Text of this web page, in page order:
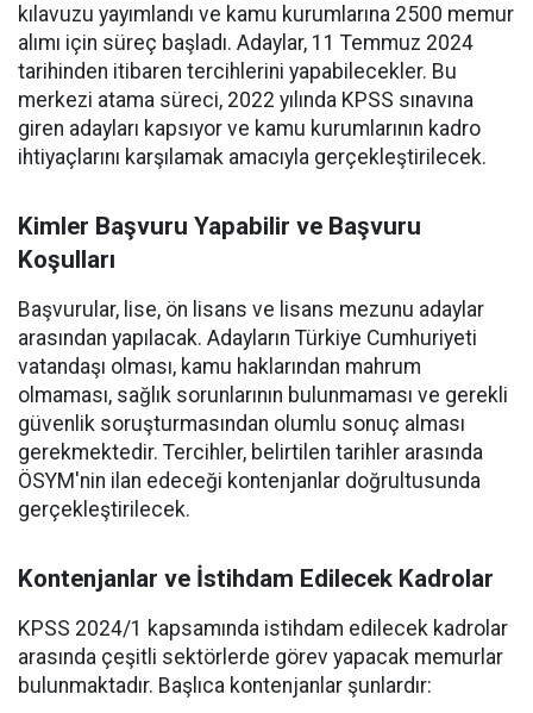
kılavuzu yayımlandı ve kamu kurumlarına 2500 memur
alımı için süreç başladı. Adaylar, 11 Temmuz 2024
tarihinden itibaren tercihlerini yapabilecekler. Bu
merkezi atama süreci, 2022 yılında KPSS sınavına
giren adayları kapsıyor ve kamu kurumlarının kadro
ihtiyaçlarını karşılamak amacıyla gerçekleştirilecek.
Kimler Başvuru Yapabilir ve Başvuru
Koşulları
Başvurular, lise, ön lisans ve lisans mezunu adaylar
arasından yapılacak. Adayların Türkiye Cumhuriyeti
vatandaşı olması, kamu haklarından mahrum
olmaması, sağlık sorunlarının bulunmaması ve gerekli
güvenlik soruşturmasından olumlu sonuç alması
gerekmektedir. Tercihler, belirtilen tarihler arasında
ÖSYM'nin ilan edeceği kontenjanlar doğrultusunda
gerçekleştirilecek.
Kontenjanlar ve İstihdam Edilecek Kadrolar
KPSS 2024/1 kapsamında istihdam edilecek kadrolar
arasında çeşitli sektörlerde görev yapacak memurlar
bulunmaktadır. Başlıca kontenjanlar şunlardır: